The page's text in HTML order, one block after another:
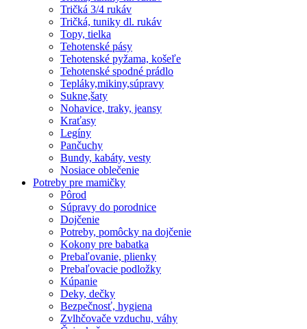
Tričká 3/4 rukáv
Tričká, tuniky dl. rukáv
Topy, tielka
Tehotenské pásy
Tehotenské pyžama, košeľe
Tehotenské spodné prádlo
Tepláky,mikiny,súpravy
Sukne,šaty
Nohavice, traky, jeansy
Kraťasy
Legíny
Pančuchy
Bundy, kabáty, vesty
Nosiace oblečenie
Potreby pre mamičky
Pôrod
Súpravy do porodnice
Dojčenie
Potreby, pomôcky na dojčenie
Kokony pre babatka
Prebaľovanie, plienky
Prebaľovacie podložky
Kúpanie
Deky, dečky
Bezpečnosť, hygiena
Zvlhčovače vzduchu, váhy